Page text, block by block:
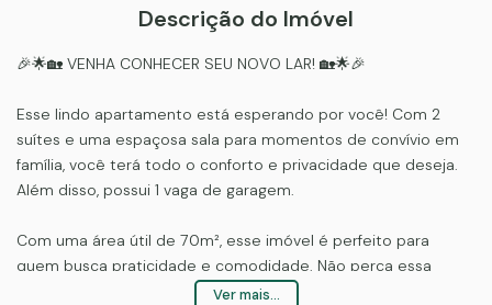
Descrição do Imóvel
🎉🌟🏡 VENHA CONHECER SEU NOVO LAR! 🏡🌟🎉
Esse lindo apartamento está esperando por você! Com 2
suítes e uma espaçosa sala para momentos de convívio em
família, você terá todo o conforto e privacidade que deseja.
Além disso, possui 1 vaga de garagem.
Com uma área útil de 70m², esse imóvel é perfeito para
quem busca praticidade e comodidade. Não perca essa
oportunidade única de conquistar o seu cantinho dos sonhos!
Ver mais...